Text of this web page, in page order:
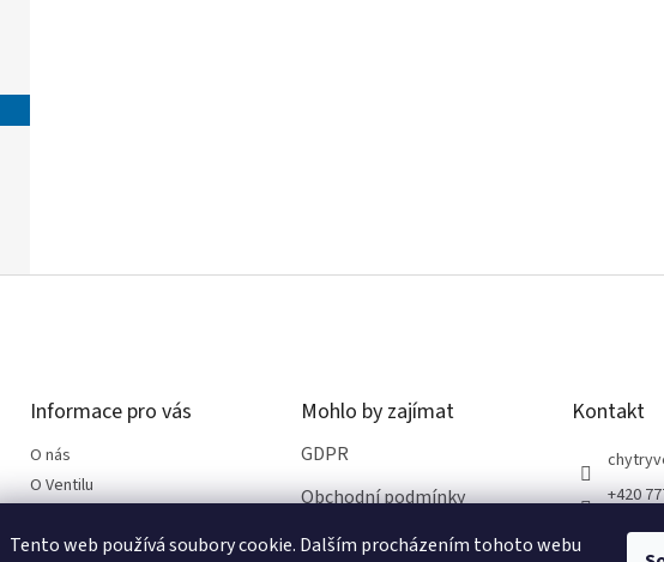
Tento web používá soubory cookie. Dalším procházením tohoto webu
Informace pro vás
O nás
O Ventilu
Podmínky pro vrácení zboží
Mohlo by zajímat
GDPR
Obchodní podmínky
Kontakt
+420